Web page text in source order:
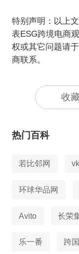
特别声明：以上
表ESG跨境电商
权或其它问题请
商联系。
收藏
热门百科
若比邻网
环球华品网
Avito 长荣
乐一番 跨